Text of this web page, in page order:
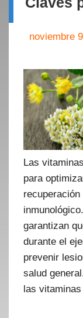
noviembre
Las
para
garantizan
durante el
prevenir
salud
las